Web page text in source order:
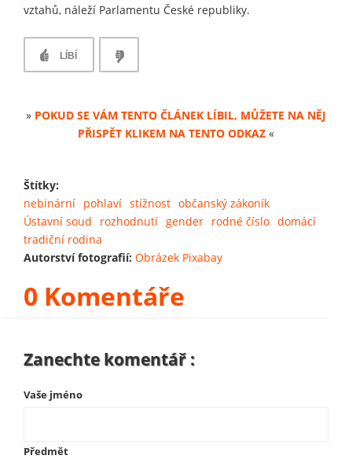
vztahů, náleží Parlamentu České republiky.
LÍBÍ
» POKUD SE VÁM TENTO ČLÁNEK LÍBIL, MŮŽETE NA NĚJ
PŘISPĚT KLIKEM NA TENTO ODKAZ «
Štítky:
nebinární pohlaví stížnost občanský zákoník
Ústavní soud
rozhodnutí gender rodné číslo domácí
tradiční rodina
Autorství fotografií: Obrázek Pixabay
0 Komentáře
Zanechte komentář :
Vaše jméno
Předmět